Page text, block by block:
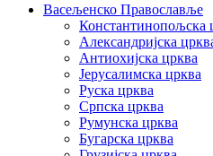
Васељенско Православље
Константинопољска
Александријска
Антиохијска црква
Јерусалимска црква
Руска црква
Српска црква
Румунска црква
Бугарска црква